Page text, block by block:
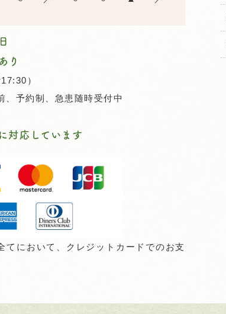
日
り
）
、予約制、急患随時受付中
対応しています
てにおいて、クレジットカードでのお支